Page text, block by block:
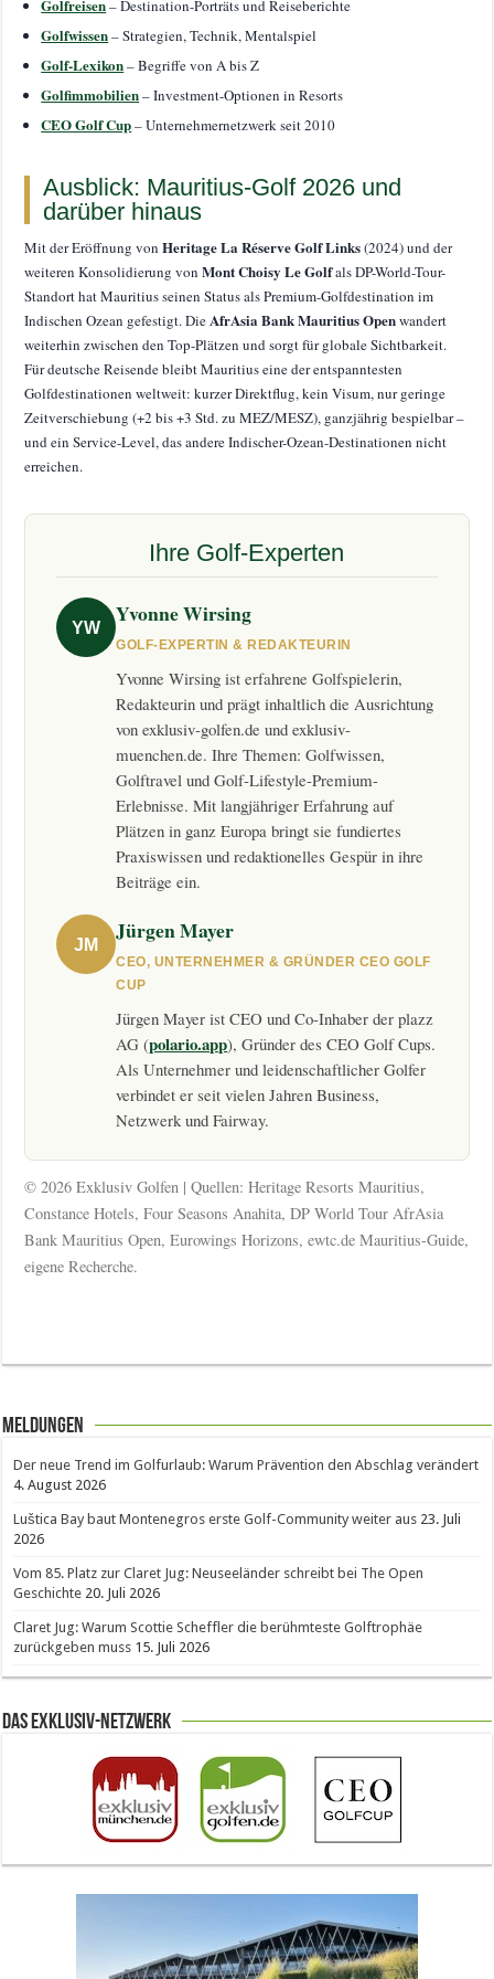
Golfreisen– Destination-Porträts und Reiseberichte
Golfwissen– Strategien, Technik, Mentalspiel
Golf-Lexikon– Begriffe von A bis Z
Golfimmobilien– Investment-Optionen in Resorts
CEO Golf Cup– Unternehmernetzwerk seit 2010
Ausblick: Mauritius-Golf 2026 und
darüber hinaus
Mit der Eröffnung vonHeritage La Réserve Golf Links(2024) und der
weiteren Konsolidierung vonMont Choisy Le Golfals DP-World-Tour-
Standort hat Mauritius seinen Status als Premium-Golfdestination im
Indischen Ozean gefestigt. DieAfrAsia Bank Mauritius Openwandert
weiterhin zwischen den Top-Plätzen und sorgt für globale Sichtbarkeit.
Für deutsche Reisende bleibt Mauritius eine der entspanntesten
Golfdestinationen weltweit: kurzer Direktflug, kein Visum, nur geringe
Zeitverschiebung (+2 bis +3 Std. zu MEZ/MESZ), ganzjährig bespielbar –
und ein Service-Level, das andere Indischer-Ozean-Destinationen nicht
erreichen.
Ihre Golf-Experten
YW Yvonne Wirsing
GOLF-EXPERTIN & REDAKTEURIN
Yvonne Wirsing ist erfahrene Golfspielerin,
Redakteurin und prägt inhaltlich die Ausrichtung
von exklusiv-golfen.de und exklusiv-
muenchen.de. Ihre Themen: Golfwissen,
Golftravel und Golf-Lifestyle-Premium-
Erlebnisse. Mit langjähriger Erfahrung auf
Plätzen in ganz Europa bringt sie fundiertes
Praxiswissen und redaktionelles Gespür in ihre
Beiträge ein.
JM Jürgen Mayer
CEO, UNTERNEHMER & GRÜNDER CEO GOLF
CUP
Jürgen Mayer ist CEO und Co-Inhaber der plazz
AG (polario.app), Gründer des CEO Golf Cups.
Als Unternehmer und leidenschaftlicher Golfer
verbindet er seit vielen Jahren Business,
Netzwerk und Fairway.
© 2026 Exklusiv Golfen | Quellen: Heritage Resorts Mauritius,
Constance Hotels, Four Seasons Anahita, DP World Tour AfrAsia
Bank Mauritius Open, Eurowings Horizons, ewtc.de Mauritius-Guide,
eigene Recherche.
Meldungen
Der neue Trend im Golfurlaub: Warum Prävention den Abschlag verändert
4. August 2026
Luštica Bay baut Montenegros erste Golf-Community weiter aus 23. Juli
2026
Vom 85. Platz zur Claret Jug: Neuseeländer schreibt bei The Open
Geschichte 20. Juli 2026
Claret Jug: Warum Scottie Scheffler die berühmteste Golftrophäe
zurückgeben muss 15. Juli 2026
Das Exklusiv-Netzwerk